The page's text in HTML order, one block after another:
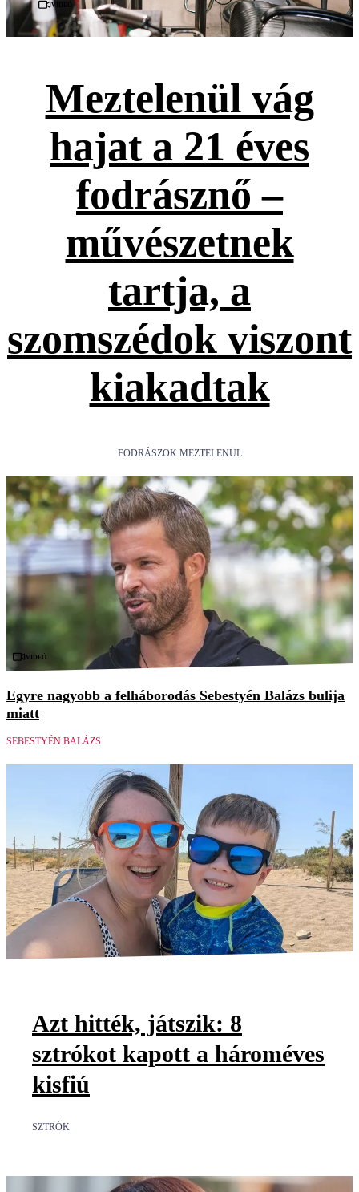
Videó
Meztelenül vág
hajat a 21 éves
fodrásznő –
művészetnek
tartja, a
szomszédok viszont
kiakadtak
FODRÁSZOK MEZTELENÜL
Videó
Egyre nagyobb a felháborodás Sebestyén Balázs bulija
miatt
SEBESTYÉN BALÁZS
Azt hitték, játszik: 8
sztrókot kapott a hároméves
kisfiú
SZTRÓK